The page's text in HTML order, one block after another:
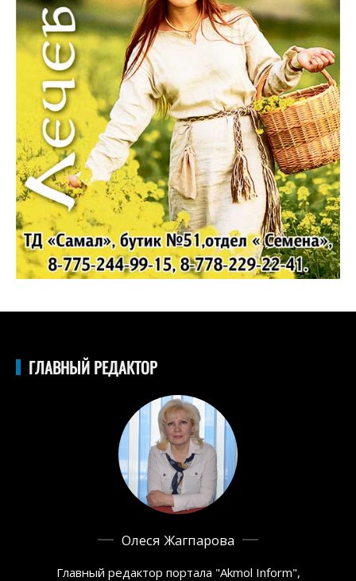
ГЛАВНЫЙ РЕДАКТОР
Олеся Жагпарова
Главный редактор портала "Akmol Inform",